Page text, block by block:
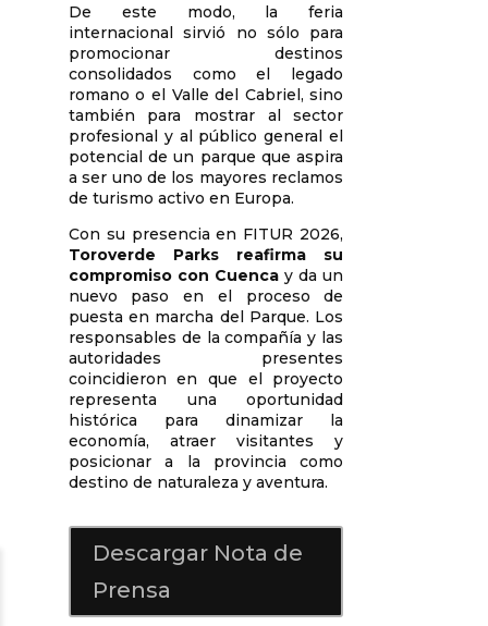
De este modo, la feria
internacional sirvió no sólo para
promocionar destinos
consolidados como el legado
romano o el Valle del Cabriel, sino
también para mostrar al sector
profesional y al público general el
potencial de un parque que aspira
a ser uno de los mayores reclamos
de turismo activo en Europa.
Con su presencia en FITUR 2026,
Toroverde Parksreafirma su
compromiso con Cuencay da un
nuevo paso en el proceso de
puesta en marcha del Parque. Los
responsables de la compañía y las
autoridades presentes
coincidieron en que el proyecto
representa una oportunidad
histórica para dinamizar la
economía, atraer visitantes y
posicionar a la provincia como
destino de naturaleza y aventura.
Descargar Nota de
Prensa